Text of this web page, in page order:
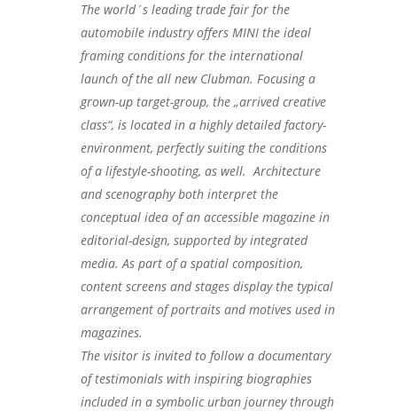
The world´s leading trade fair for the
automobile industry offers MINI the ideal
framing conditions for the international
launch of the all new Clubman. Focusing a
grown-up target-group, the „arrived creative
class“, is located in a highly detailed factory-
environment, perfectly suiting the conditions
of a lifestyle-shooting, as well. Architecture
and scenography both interpret the
conceptual idea of an accessible magazine in
editorial-design, supported by integrated
media. As part of a spatial composition,
content screens and stages display the typical
arrangement of portraits and motives used in
magazines.
The visitor is invited to follow a documentary
of testimonials with inspiring biographies
included in a symbolic urban journey through